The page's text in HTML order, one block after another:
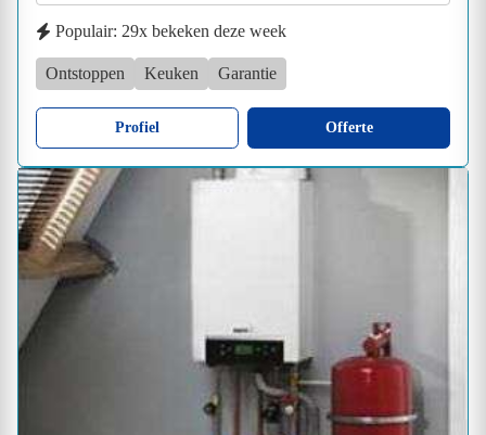
Populair: 29x bekeken deze week
Ontstoppen Keuken Garantie
Profiel Offerte